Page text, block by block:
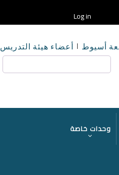
Log in
أسيوط أعضاء هيئة التدريس
بحث
وحدات خاصة